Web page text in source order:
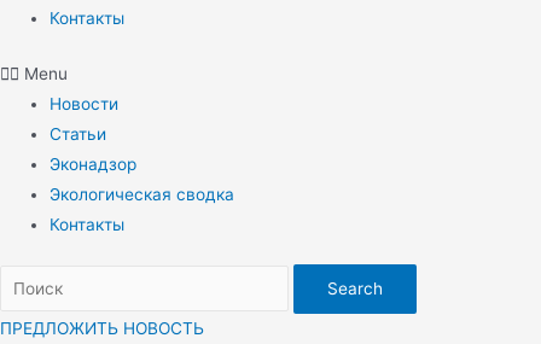
Контакты
Menu
Новости
Статьи
Эконадзор
Экологическая сводка
Контакты
Search
ПРЕДЛОЖИТЬ НОВОСТЬ